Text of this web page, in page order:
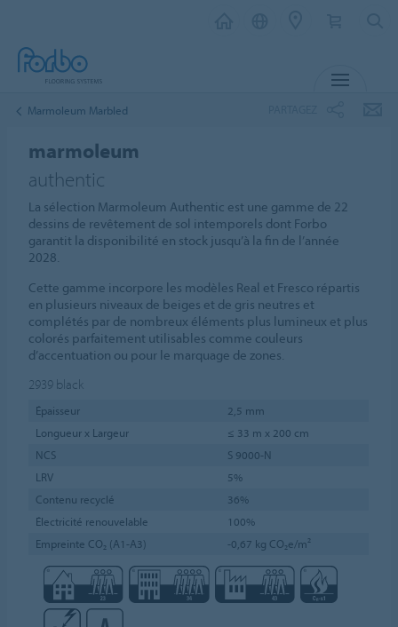
Marmoleum Marbled
marmoleum
authentic
La sélection Marmoleum Authentic est une gamme de 22
dessins de revêtement de sol intemporels dont Forbo
garantit la disponibilité en stock jusqu’à la fin de l’année
2028.
Cette gamme incorpore les modèles Real et Fresco répartis
en plusieurs niveaux de beiges et de gris neutres et
complétés par de nombreux éléments plus lumineux et plus
colorés parfaitement utilisables comme couleurs
d’accentuation ou pour le marquage de zones.
2939 black
Épaisseur
2,5 mm
Longueur x Largeur
≤ 33 m x 200 cm
NCS
S 9000-N
LRV
5%
Contenu recyclé
36%
Électricité renouvelable
100%
Empreinte CO₂ (A1-A3)
-0,67 kg CO₂e/m²